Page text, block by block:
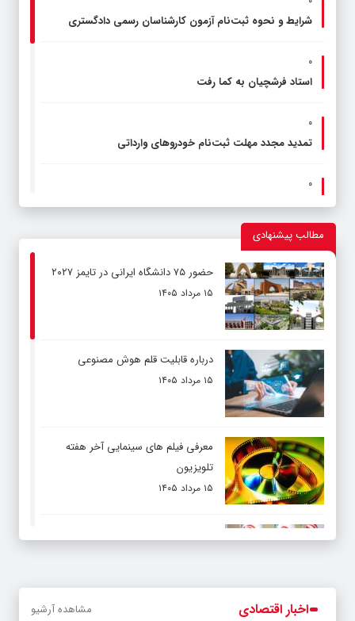
شعار و روزشمار دهه فجر ۱۴۰۲
تارا، ۲۰۷، دناپلاس و هایما در راه بورس
شرایط و نحوه ثبت‌نام آزمون کارشناسان رسمی دادگستری
۰
استاد فرشچیان به کما رفت
۰
تمدید مجدد مهلت ثبت‌نام خودروهای وارداتی
۰
ظرفیت پذیرش در سه آزمون مهم ۱۴۰۴
اعلام زمان حراج شمش طلا
۰
نامزدهای بهترین‌های فوتبال در سال ۲۰۲۵
۰
دستگاه نوین غربالگری سرطان پستان با هزینه کمتر و دقت بالاتر
درباره مدل هوش مصنوعی «GPT-5»
۰
شهریه ۱۴۵ میلیون تومانی مدارس غیردولتی!
مطالب پیشنهادی
حضور ۷۵ دانشگاه ایرانی در تایمز ۲۰۲۷
۱۵ مرداد ۱۴۰۵
درباره قابلیت قلم هوش مصنوعی
۱۵ مرداد ۱۴۰۵
معرفی فیلم های سینمایی آخر هفته
تلویزیون
۱۵ مرداد ۱۴۰۵
اخبار اقتصادی مشاهده آرشیو